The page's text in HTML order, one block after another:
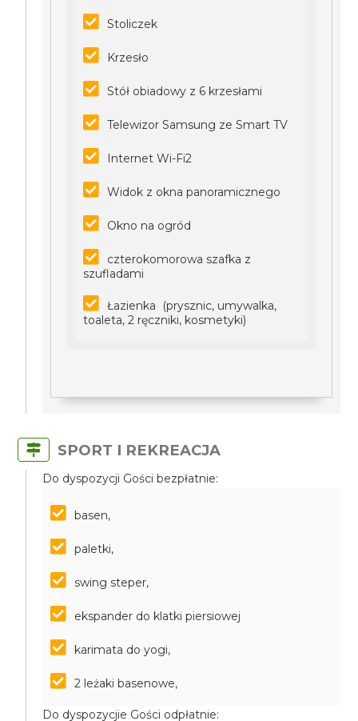
Stoliczek
Krzesło
Stół obiadowy z 6 krzesłami
Telewizor Samsung ze Smart TV
Internet Wi-Fi2
Widok z okna panoramicznego
Okno na ogród
czterokomorowa szafka z
szufladami
Łazienka (prysznic, umywalka,
toaleta, 2 ręczniki, kosmetyki)
SPORT I REKREACJA
Do dyspozycji Gości bezpłatnie:
basen,
paletki,
swing steper,
ekspander do klatki piersiowej
karimata do yogi,
2 leżaki basenowe,
Do dyspozycjie Gości odpłatnie: